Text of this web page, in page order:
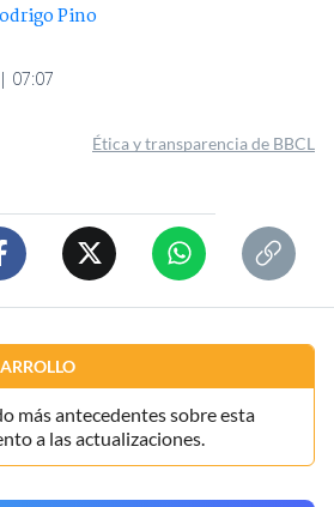
Pino
07:07
Ética y transparencia de BBCL
más antecedentes sobre esta
a las actualizaciones.